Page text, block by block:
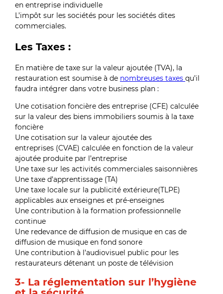
en entreprise individuelle
L’impôt sur les sociétés pour les sociétés dites
commerciales.
Les Taxes :
En matière de taxe sur la valeur ajoutée (TVA), la
restauration est soumise à de nombreuses taxesqu’il
faudra intégrer dans votre business plan :
Une cotisation foncière des entreprise (CFE) calculée
sur la valeur des biens immobiliers soumis à la taxe
foncière
Une cotisation sur la valeur ajoutée des
entreprises (CVAE) calculée en fonction de la valeur
ajoutée produite par l’entreprise
Une taxe sur les activités commerciales saisonnières
Une taxe d’apprentissage (TA)
Une taxe locale sur la publicité extérieure(TLPE)
applicables aux enseignes et pré-enseignes
Une contribution à la formation professionnelle
continue
Une redevance de diffusion de musique en cas de
diffusion de musique en fond sonore
Une contribution à l’audiovisuel public pour les
restaurateurs détenant un poste de télévision
3- La réglementation sur l’hygiène